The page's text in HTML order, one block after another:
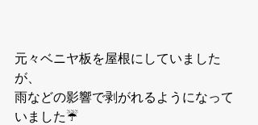
元々ベニヤ板を屋根にしていました
が、
雨などの影響で剥がれるようになって
いました☔️